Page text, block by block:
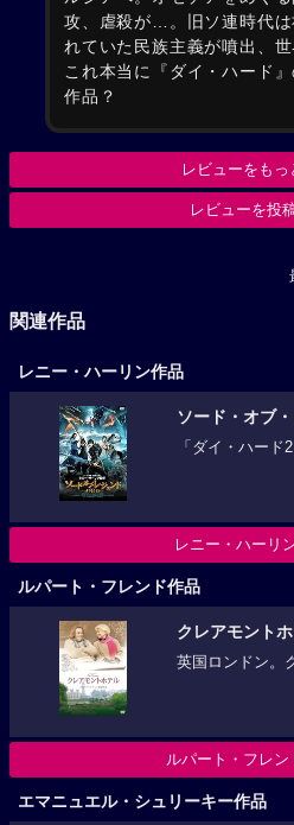
攻、虐殺が…。旧ソ連時代は
れていた民族主義が噴出、
これ本当に『ダイ・ハード
作品？
レビューをもっ
レビューを投
関連作品
レニー・ハーリン作品
ソード・オブ
「ダイ・ハード
レニー・ハーリ
ルパート・フレンド作品
クレアモント
英国ロンドン。
ルパート・フレン
エマニュエル・シュリーキー作品